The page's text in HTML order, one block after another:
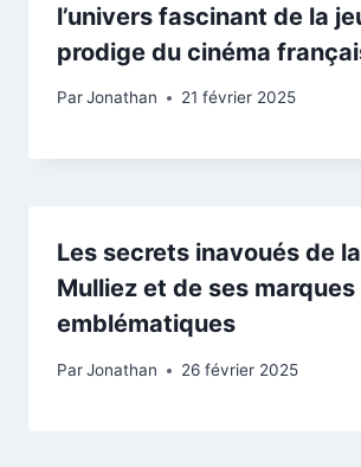
l’univers fascinant de la
prodige du cinéma
ParJonathan 21 février 2025
Les secrets inavoués de
Mulliez et de ses marques
emblématiques
ParJonathan 26 février 2025